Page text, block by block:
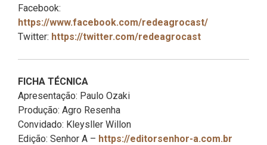
Facebook:
https://www.facebook.com/redeagrocast/
Twitter: https://twitter.com/redeagrocast
FICHA TÉCNICA
Apresentação: Paulo Ozaki
Produção: Agro Resenha
Convidado: Kleysller Willon
Edição: Senhor A – https://editorsenhor-a.com.br